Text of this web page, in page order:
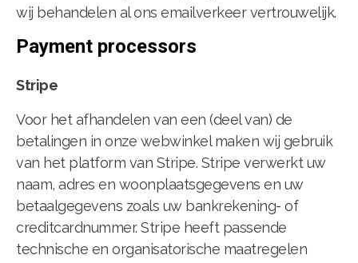
wij behandelen al ons emailverkeer vertrouwelijk.
Payment processors
Stripe
Voor het afhandelen van een (deel van) de
betalingen in onze webwinkel maken wij gebruik
van het platform van Stripe. Stripe verwerkt uw
naam, adres en woonplaatsgegevens en uw
betaalgegevens zoals uw bankrekening- of
creditcardnummer. Stripe heeft passende
technische en organisatorische maatregelen